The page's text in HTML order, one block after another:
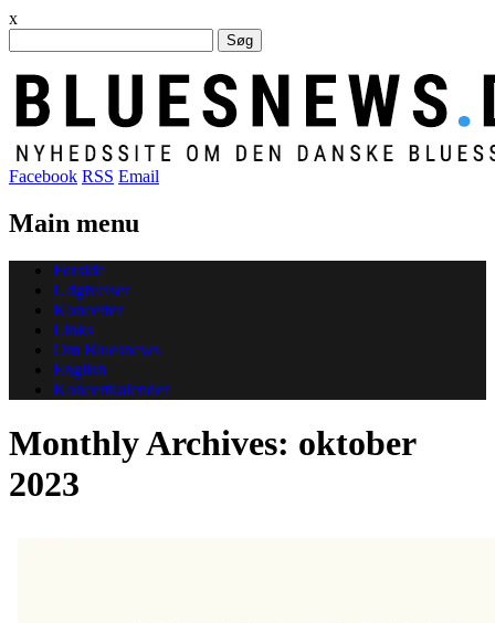
x
efter:
Facebook RSS Email
Main menu
Skip
content
Forside
Udgivelser
Koncerter
Links
Om Bluesnews
English
Koncertkalender
Monthly Archives: oktober
2023